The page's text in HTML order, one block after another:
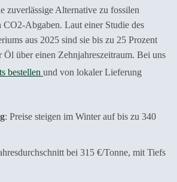
zuverlässige Alternative zu fossilen
Abgaben. Laut einer Studie des
aus 2025 sind sie bis zu 25 Prozent
Öl über einen Zehnjahreszeitraum. Bei uns
bestellen und von lokaler Lieferung
: Preise steigen im Winter auf bis zu 340
bei 315 €/Tonne, mit Tiefs